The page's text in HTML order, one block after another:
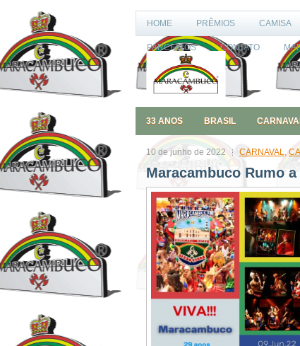
HOME PRÊMIOS CAMISA
PARCEIROS CONTATO
33 ANOS BRASIL
10 de junho de 2022 CARNAVAL,
Maracambuco Rumo